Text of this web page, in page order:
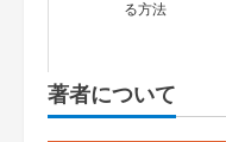
る方法
著者について